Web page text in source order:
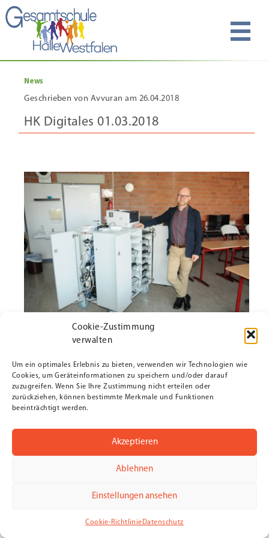
Cookie-Zustimmung
verwalten
Um ein optimales Erlebnis zu bieten, verwenden wir Technologien wie
Cookies, um Geräteinformationen zu speichern und/oder darauf
zuzugreifen. Wenn Sie Ihre Zustimmung nicht erteilen oder
zurückziehen, können bestimmte Merkmale und Funktionen
beeinträchtigt werden.
Akzeptieren
Ablehnen
Einstellungen ansehen
Cookie-Richtlinie Datenschutz
News
Geschrieben von Avvuran am 26.04.2018
HK Digitales 01.03.2018